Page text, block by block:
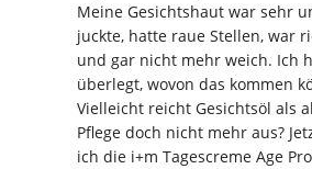
Meine Gesichtshaut war sehr
juckte, hatte raue Stellen, war
und gar nicht mehr weich. Ich
überlegt, wovon das kommen
Vielleicht reicht Gesichtsöl als
Pflege doch nicht mehr aus?
ich die i+m Tagescreme Age